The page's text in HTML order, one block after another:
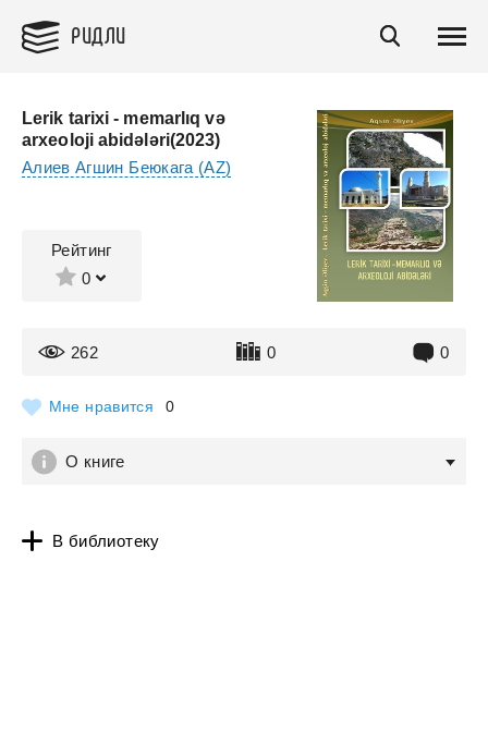
РИДЛИ
Lerik tarixi - memarlıq və
arxeoloji abidələri(2023)
Алиев Агшин Беюкага (AZ)
Рейтинг
0
262 0 0
Мне нравится 0
О книге
В библиотеку